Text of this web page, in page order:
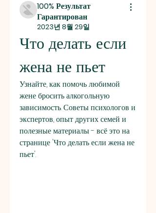
100% Результат
Гарантирован
2023년 8월 29일
Что делать если
жена не пьет
Узнайте, как помочь любимой
жене бросить алкогольную
зависимость. Советы психологов и
экспертов, опыт других семей и
полезные материалы - всё это на
странице 'Что делать если жена не
пьет'.